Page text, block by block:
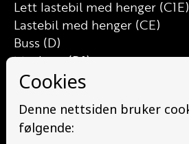
Lett lastebil med henger (C1E)
Lastebil med henger (CE)
Buss (D)
Minibuss (D1)
Minibuss med henger (D1E)
Traktor (T)
Traktor (T141 og T148)